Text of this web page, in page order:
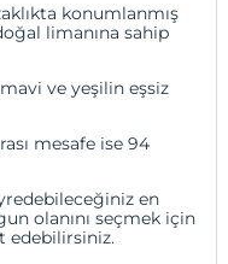
konumlanmış
limanına sahip
ve yeşilin eşsiz
mesafe ise 94
en
olanını seçmek için
edebilirsiniz.